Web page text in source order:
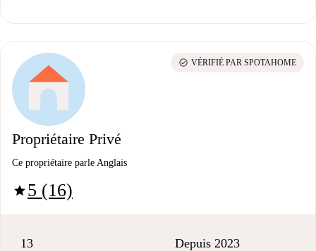
Propriétaire Privé
Ce propriétaire parle Anglais
star5 (16)
check_circle VÉRIFIÉ PAR SPOTAHOME
13 Depuis 2023